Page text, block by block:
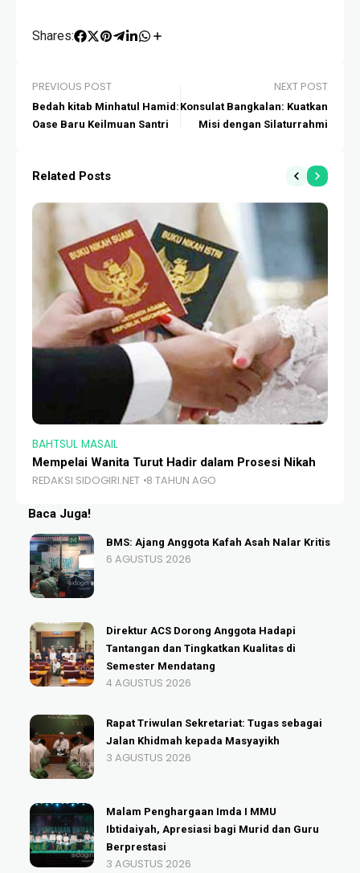
Shares:
PREVIOUS POST
Bedah kitab Minhatul Hamid:
Oase Baru Keilmuan Santri
NEXT POST
Konsulat Bangkalan: Kuatkan
Misi dengan Silaturrahmi
Related Posts
BAHTSUL MASAIL
Mempelai Wanita Turut Hadir dalam Prosesi Nikah
REDAKSI SIDOGIRI.NET 8 TAHUN AGO
Baca Juga!
BMS: Ajang Anggota Kafah Asah Nalar Kritis
6 AGUSTUS 2026
Direktur ACS Dorong Anggota Hadapi
Tantangan dan Tingkatkan Kualitas di
Semester Mendatang
4 AGUSTUS 2026
Rapat Triwulan Sekretariat: Tugas sebagai
Jalan Khidmah kepada Masyayikh
3 AGUSTUS 2026
Malam Penghargaan Imda I MMU
Ibtidaiyah, Apresiasi bagi Murid dan Guru
Berprestasi
3 AGUSTUS 2026